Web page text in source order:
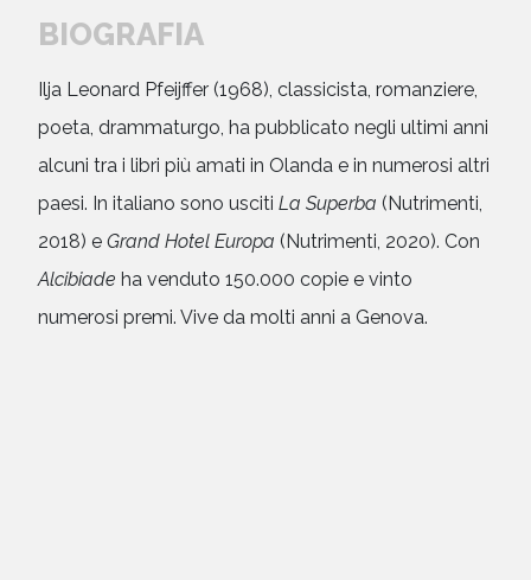
BIOGRAFIA
Ilja Leonard Pfeijffer (1968), classicista, romanziere,
poeta, drammaturgo, ha pubblicato negli ultimi anni
alcuni tra i libri più amati in Olanda e in numerosi altri
paesi. In italiano sono uscitiLa Superba(Nutrimenti,
2018) eGrand Hotel Europa(Nutrimenti, 2020). Con
Alcibiadeha venduto 150.000 copie e vinto
numerosi premi. Vive da molti anni a Genova.